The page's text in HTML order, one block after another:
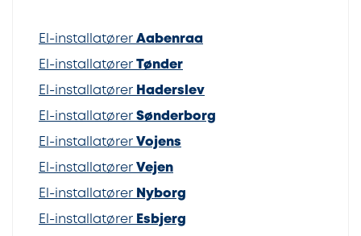
El-installatører Aabenraa
El-installatører Tønder
El-installatører Haderslev
El-installatører Sønderborg
El-installatører Vojens
El-installatører Vejen
El-installatører Nyborg
El-installatører Esbjerg